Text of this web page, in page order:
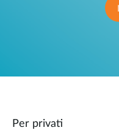
Per privati